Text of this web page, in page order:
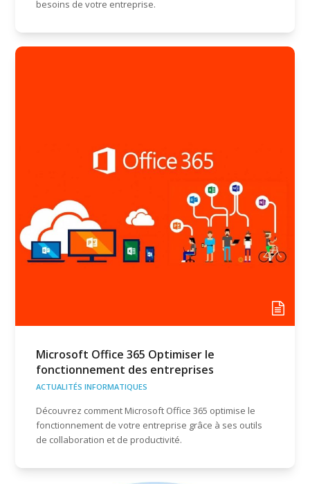
besoins de votre entreprise.
Microsoft Office 365 Optimiser le
fonctionnement des entreprises
ACTUALITÉS INFORMATIQUES
Découvrez comment Microsoft Office 365 optimise le
fonctionnement de votre entreprise grâce à ses outils
de collaboration et de productivité.